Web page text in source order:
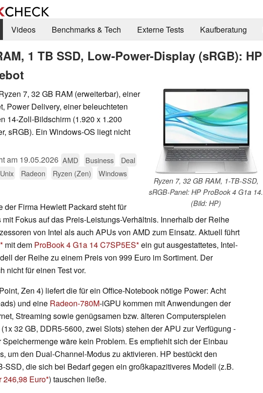
Videos Benchmarks & Tech Externe Tests Kaufberatung
1 TB SSD, Low-Power-Display (sRGB): HP
Ryzen 7, 32 GB RAM, 1-TB-SSD,
sRGB-Panel: HP ProBook 4 G1a 14.
(Bild: HP)
7, 32 GB RAM (erweiterbar), einer
Power Delivery, einer beleuchteten
14-Zoll-Bildschirm (1.920 x 1.200
sRGB). Ein Windows-OS liegt nicht
am 19.05.2026 AMD Business
Deal
Radeon Ryzen (Zen)
Windows
der Firma Hewlett Packard steht für
Fokus auf das Preis-Leistungs-Verhältnis. Innerhalb der Reihe
von Intel als auch APUs von AMD zum Einsatz. Aktuell führt
mit dem ProBook 4 G1a 14 C7SP5ES ein gut ausgestattetes, Intel-
der Reihe zu einem Preis von 999 Euro im Sortiment. Der
nicht für einen Test vor.
Zen 4) liefert die für ein Office-Notebook nötige Power: Acht
und eine Radeon-780M-iGPU kommen mit Anwendungen der
Streaming sowie genügsamen bzw. älteren Computerspielen
32 GB, DDR5-5600, zwei Slots) stehen der APU zur Verfügung -
wäre kein Problem. Es empfiehlt sich der Einbau
um den Dual-Channel-Modus zu aktivieren. HP bestückt den
SSD, die sich bei Bedarf gegen ein großkapazitiveres Modell (z.B.
246,98 Euro ) tauschen ließe.